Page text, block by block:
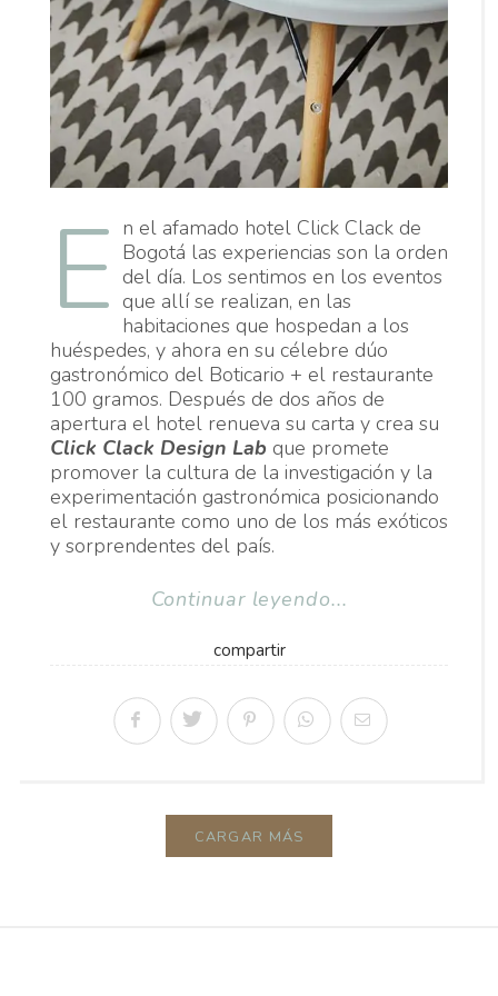
E n el afamado hotel Click Clack de
Bogotá las experiencias son la orden
del día. Los sentimos en los eventos
que allí se realizan, en las
habitaciones que hospedan a los
huéspedes, y ahora en su célebre dúo
gastronómico del Boticario + el restaurante
100 gramos. Después de dos años de
apertura el hotel renueva su carta y crea su
Click Clack Design Lab que promete
promover la cultura de la investigación y la
experimentación gastronómica posicionando
el restaurante como uno de los más exóticos
y sorprendentes del país.
Continuar leyendo...
compartir
CARGAR MÁS